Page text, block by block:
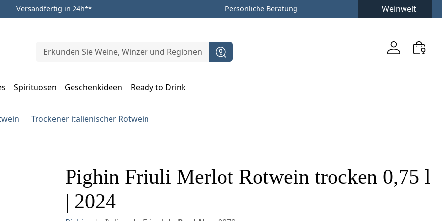
Versandfertig in 24h** Persönliche Beratung Weinwelt
Spirituosen Geschenkideen
Ready to Drink
Trockener italienischer Rotwein
Pighin Friuli Merlot Rotwein trocken 0,75 l
| 2024